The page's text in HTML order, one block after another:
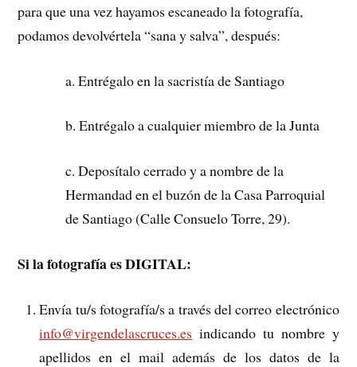
para que una vez hayamos escaneado la fotografía,
podamos devolvértela “sana y salva”, después:
a. Entrégalo en la sacristía de Santiago
b. Entrégalo a cualquier miembro de la Junta
c. Deposítalo cerrado y a nombre de la
Hermandad en el buzón de la Casa Parroquial
de Santiago (Calle Consuelo Torre, 29).
Si la fotografía es DIGITAL:
Envía tu/s fotografía/s a través del correo electrónico
info@virgendelascruces.es indicando tu nombre y
apellidos en el mail además de los datos de la